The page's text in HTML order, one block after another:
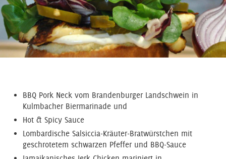
BBQ Pork Neck vom Brandenburger Landschwein in
Kulmbacher Biermarinade und
Hot & Spicy Sauce
Lombardische Salsiccia-Kräuter-Bratwürstchen mit
geschrotetem schwarzen Pfeffer und BBQ-Sauce